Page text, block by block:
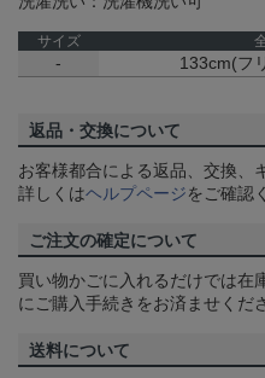
サイズ
- 133cm(フ
返品・交換について
お客様都合による返品、交換、
詳しくはヘルプページをご確認
ご注文の確定について
買い物かごに入れるだけでは在
にご購入手続きをお済ませくだ
送料について